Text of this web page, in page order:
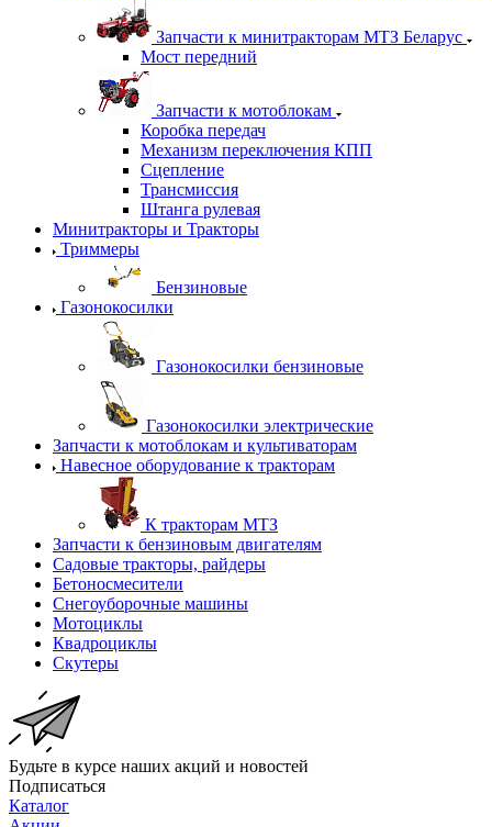
Запчасти к минитракторам МТЗ Беларус
Мост передний
Запчасти к мотоблокам
Коробка передач
Механизм переключения КПП
Сцепление
Трансмиссия
Штанга рулевая
Минитракторы и Тракторы
Триммеры
Бензиновые
Газонокосилки
Газонокосилки бензиновые
Газонокосилки электрические
Запчасти к мотоблокам и культиваторам
Навесное оборудование к тракторам
К тракторам МТЗ
Запчасти к бензиновым двигателям
Садовые тракторы, райдеры
Бетоносмесители
Снегоуборочные машины
Мотоциклы
Квадроциклы
Скутеры
Будьте в курсе наших акций и новостей
Подписаться
Каталог